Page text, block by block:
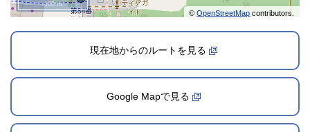
©OpenStreetMap contributors.
100 m
現在地からのルートを見る
Google Mapで見る